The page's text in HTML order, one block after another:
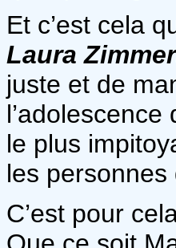
Et c’est cela
Laura
juste et de
le plus
les personnes
C’est pour